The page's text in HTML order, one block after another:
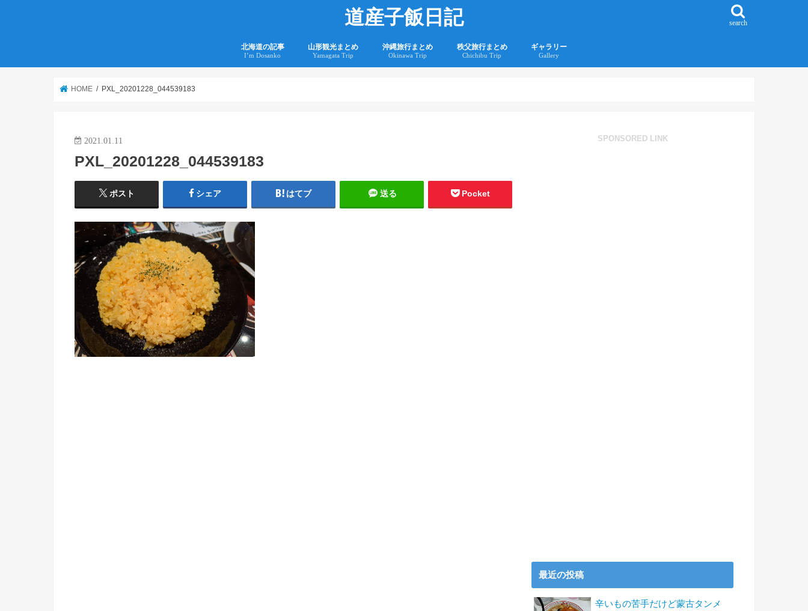
道産子飯日記 search
北海道の記事
I’m Dosanko
山形観光まとめ
Yamagata Trip
沖縄旅行まとめ
Okinawa Trip
秩父旅行まとめ
Chichibu Trip
ギャラリー
Gallery
HOME PXL_20201228_044539183
2021.01.11
PXL_20201228_044539183
ポスト シェア はてブ 送る Pocket
SPONSORED LINK
最近の投稿
辛いもの苦手だけど蒙古タンメ